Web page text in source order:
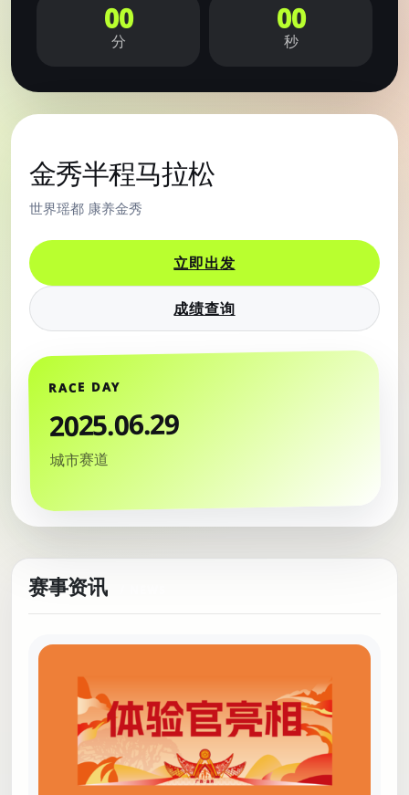
00
分
00
秒
金秀半程马拉松
世界瑶都 康养金秀
立即出发
成绩查询
RACE DAY
2025.06.29
城市赛道
赛事资讯